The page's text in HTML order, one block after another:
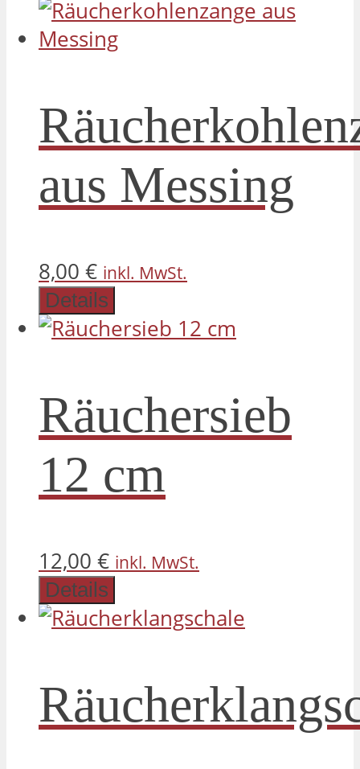
aus Messing
8,00 € inkl. MwSt.
Details
Räuchersieb
12 cm
12,00 € inkl. MwSt.
Details